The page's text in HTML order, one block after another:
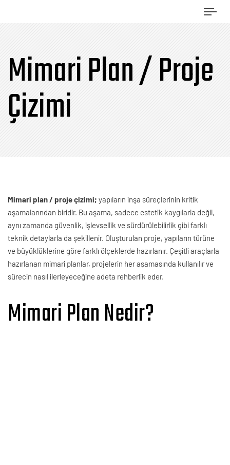
Mimari Plan / Proje
Çizimi
Mimari plan / proje çizimi; yapıların inşa süreçlerinin kritik
aşamalarından biridir. Bu aşama, sadece estetik kaygılarla değil,
aynı zamanda güvenlik, işlevsellik ve sürdürülebilirlik gibi farklı
teknik detaylarla da şekillenir. Oluşturulan proje, yapıların türüne
ve büyüklüklerine göre farklı ölçeklerde hazırlanır. Çeşitli araçlarla
hazırlanan mimari planlar, projelerin her aşamasında kullanılır ve
sürecin nasıl ilerleyeceğine adeta rehberlik eder.
Mimari Plan Nedir?